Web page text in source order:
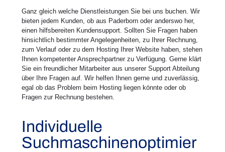
Ganz gleich welche Dienstleistungen Sie bei uns buchen. Wir
bieten jedem Kunden, ob aus Paderborn oder anderswo her,
einen hilfsbereiten Kundensupport. Sollten Sie Fragen haben
hinsichtlich bestimmter Angelegenheiten, zu Ihrer Rechnung,
zum Verlauf oder zu dem Hosting Ihrer Website haben, stehen
Ihnen kompetenter Ansprechpartner zu Verfügung. Gerne klärt
Sie ein freundlicher Mitarbeiter aus unserer Support Abteilung
über Ihre Fragen auf. Wir helfen Ihnen gerne und zuverlässig,
egal ob das Problem beim Hosting liegen könnte oder ob
Fragen zur Rechnung bestehen.
Individuelle
Suchmaschinenoptimier